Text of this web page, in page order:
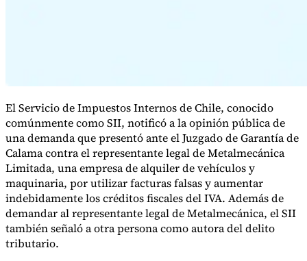
El Servicio de Impuestos Internos de Chile, conocido
comúnmente como SII, notificó a la opinión pública de
una demanda que presentó ante el Juzgado de Garantía de
Calama contra el representante legal de Metalmecánica
Limitada, una empresa de alquiler de vehículos y
maquinaria, por utilizar facturas falsas y aumentar
indebidamente los créditos fiscales del IVA. Además de
demandar al representante legal de Metalmecánica, el SII
también señaló a otra persona como autora del delito
tributario.